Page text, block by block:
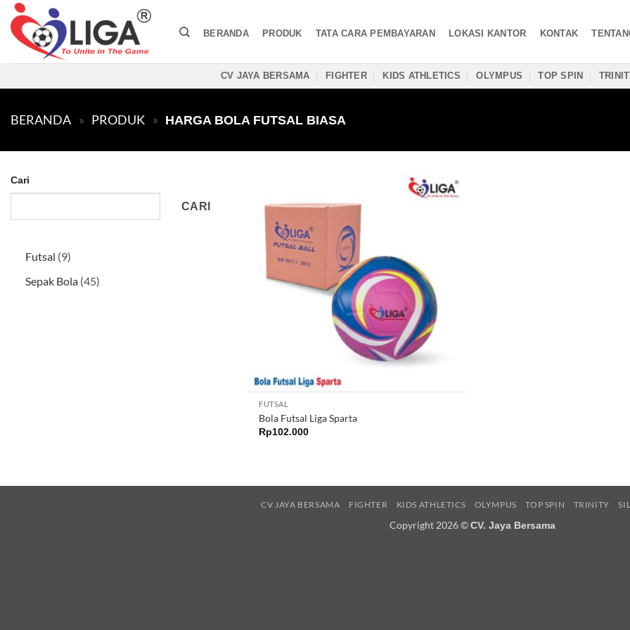
Skip
content
BERANDA PRODUK TATA CARA PEMBAYARAN LOKASI KANTOR KONTAK
CV JAYA BERSAMA FIGHTER KIDS ATHLETICS OLYMPUS TOP SPIN
BERANDA » PRODUK » HARGA BOLA FUTSAL BIASA
Cari
CARI
Futsal 99
Produk
Sepak Bola 4545
FUTSAL
Bola Futsal Liga Sparta
Rp102.000
CV JAYA BERSAMA FIGHTER KIDS ATHLETICS OLYMPUS TOP SPIN TRINITY
Copyright 2026 ©CV. Jaya Bersama